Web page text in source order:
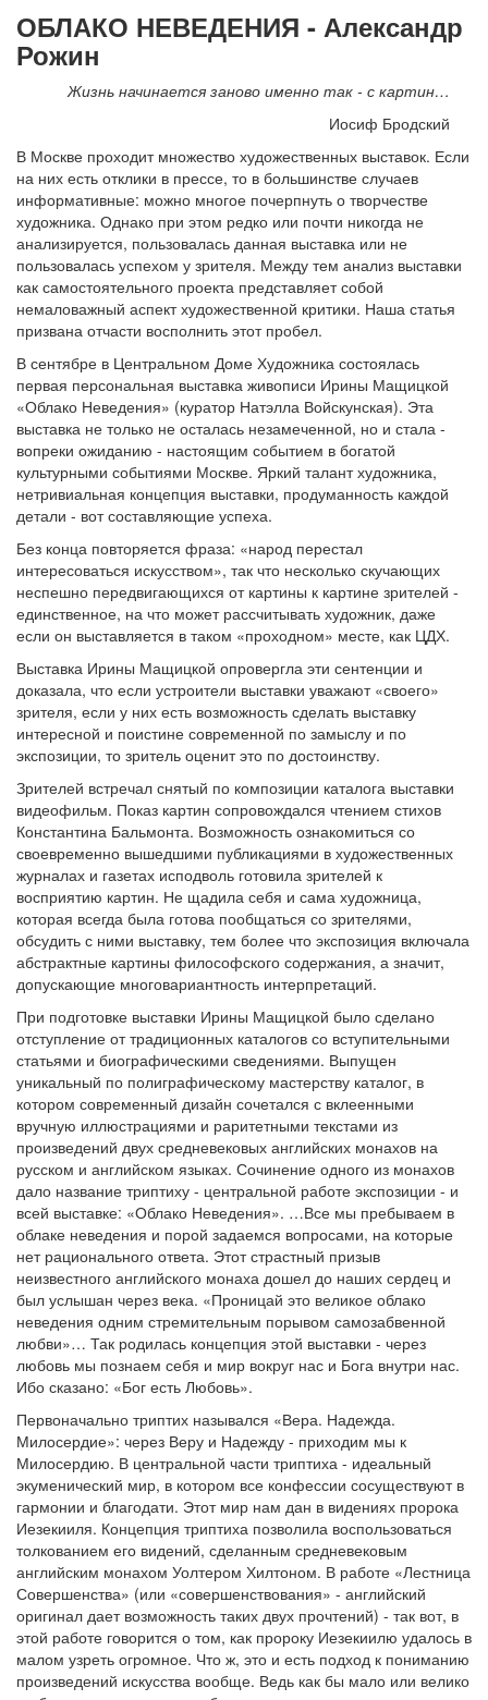
ОБЛАКО НЕВЕДЕНИЯ - Александр
Рожин
Жизнь начинается заново именно так - с картин…
Иосиф Бродский
В Москве проходит множество художественных выставок. Если
на них есть отклики в прессе, то в большинстве случаев
информативные: можно многое почерпнуть о творчестве
художника. Однако при этом редко или почти никогда не
анализируется, пользовалась данная выставка или не
пользовалась успехом у зрителя. Между тем анализ выставки
как самостоятельного проекта представляет собой
немаловажный аспект художественной критики. Наша статья
призвана отчасти восполнить этот пробел.
В сентябре в Центральном Доме Художника состоялась
первая персональная выставка живописи Ирины Мащицкой
«Облако Неведения» (куратор Натэлла Войскунская). Эта
выставка не только не осталась незамеченной, но и стала -
вопреки ожиданию - настоящим событием в богатой
культурными событиями Москве. Яркий талант художника,
нетривиальная концепция выставки, продуманность каждой
детали - вот составляющие успеха.
Без конца повторяется фраза: «народ перестал
интересоваться искусством», так что несколько скучающих
неспешно передвигающихся от картины к картине зрителей -
единственное, на что может рассчитывать художник, даже
если он выставляется в таком «проходном» месте, как ЦДХ.
Выставка Ирины Мащицкой опровергла эти сентенции и
доказала, что если устроители выставки уважают «своего»
зрителя, если у них есть возможность сделать выставку
интересной и поистине современной по замыслу и по
экспозиции, то зритель оценит это по достоинству.
Зрителей встречал снятый по композиции каталога выставки
видеофильм. Показ картин сопровождался чтением стихов
Константина Бальмонта. Возможность ознакомиться со
своевременно вышедшими публикациями в художественных
журналах и газетах исподволь готовила зрителей к
восприятию картин. Не щадила себя и сама художница,
которая всегда была готова пообщаться со зрителями,
обсудить с ними выставку, тем более что экспозиция включала
абстрактные картины философского содержания, а значит,
допускающие многовариантность интерпретаций.
При подготовке выставки Ирины Мащицкой было сделано
отступление от традиционных каталогов со вступительными
статьями и биографическими сведениями. Выпущен
уникальный по полиграфическому мастерству каталог, в
котором современный дизайн сочетался с вклеенными
вручную иллюстрациями и раритетными текстами из
произведений двух средневековых английских монахов на
русском и английском языках. Сочинение одного из монахов
дало название триптиху - центральной работе экспозиции - и
всей выставке: «Облако Неведения». …Все мы пребываем в
облаке неведения и порой задаемся вопросами, на которые
нет рационального ответа. Этот страстный призыв
неизвестного английского монаха дошел до наших сердец и
был услышан через века. «Проницай это великое облако
неведения одним стремительным порывом самозабвенной
любви»… Так родилась концепция этой выставки - через
любовь мы познаем себя и мир вокруг нас и Бога внутри нас.
Ибо сказано: «Бог есть Любовь».
Первоначально триптих назывался «Вера. Надежда.
Милосердие»: через Веру и Надежду - приходим мы к
Милосердию. В центральной части триптиха - идеальный
экуменический мир, в котором все конфессии сосуществуют в
гармонии и благодати. Этот мир нам дан в видениях пророка
Иезекииля. Концепция триптиха позволила воспользоваться
толкованием его видений, сделанным средневековым
английским монахом Уолтером Хилтоном. В работе «Лестница
Совершенства» (или «совершенствования» - английский
оригинал дает возможность таких двух прочтений) - так вот, в
этой работе говорится о том, как пророку Иезекиилю удалось в
малом узреть огромное. Что ж, это и есть подход к пониманию
произведений искусства вообще. Ведь как бы мало или велико